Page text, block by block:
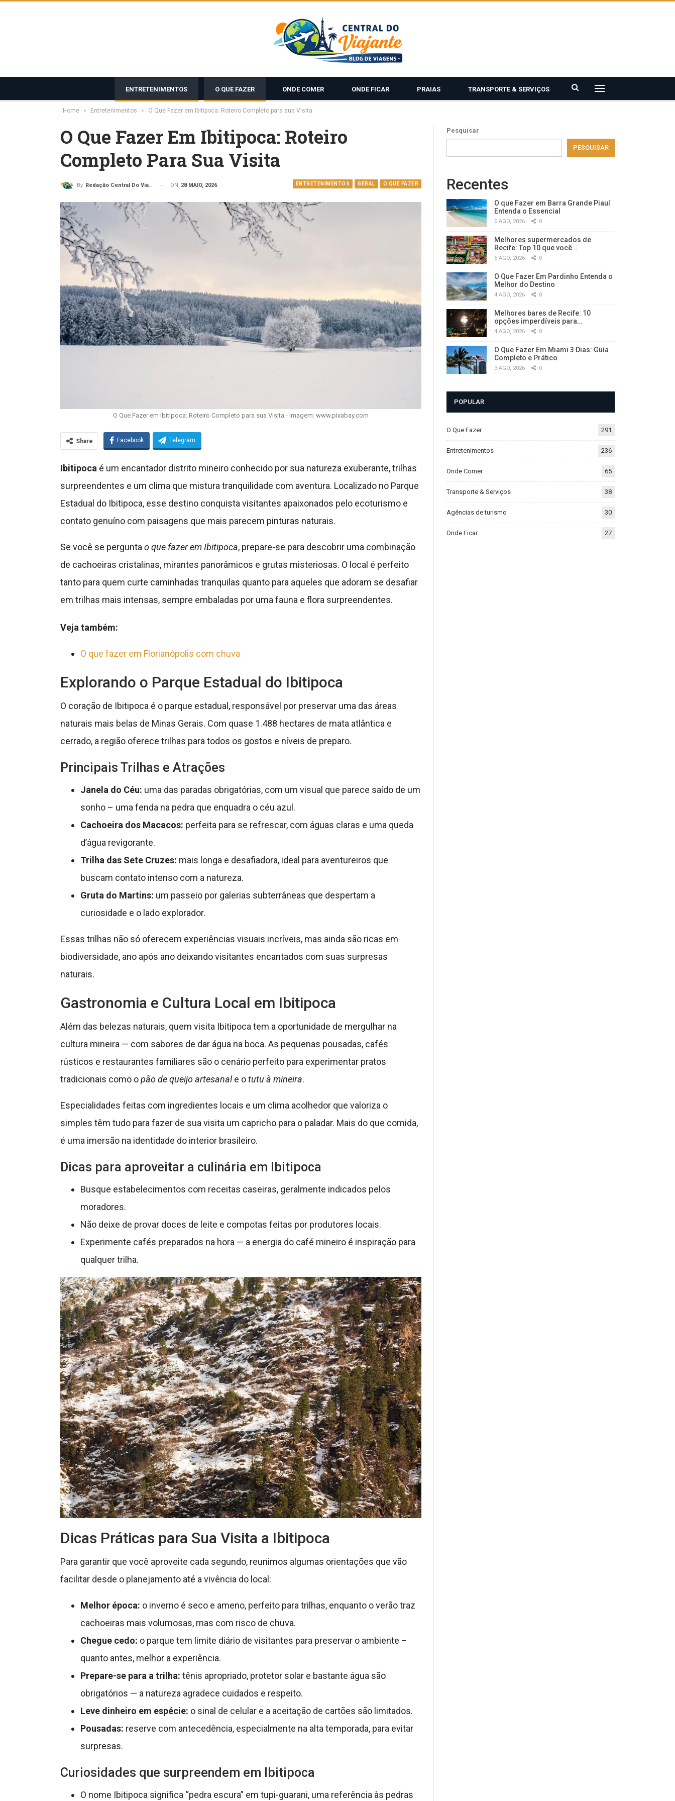
ENTRETENIMENTOS O QUE FAZER ONDE COMER ONDE FICAR PRAIAS TRANSPORTE & SERVIÇOS
Home Entretenimentos O Que Fazer em Ibitipoca: Roteiro Completo para sua Visita
O Que Fazer Em Ibitipoca: Roteiro
Completo Para Sua Visita
ENTRETENIMENTOS GERAL O QUE FAZER
By Redação Central Do Viajante ON 28 MAIO, 2026
O Que Fazer em Ibitipoca: Roteiro Completo para sua Visita - Imagem: www.pixabay.com
Share Facebook Telegram
Ibitipoca é um encantador distrito mineiro conhecido por sua natureza exuberante, trilhas
surpreendentes e um clima que mistura tranquilidade com aventura. Localizado no Parque
Estadual do Ibitipoca, esse destino conquista visitantes apaixonados pelo ecoturismo e
contato genuíno com paisagens que mais parecem pinturas naturais.
Se você se pergunta o que fazer em Ibitipoca, prepare-se para descobrir uma combinação
de cachoeiras cristalinas, mirantes panorâmicos e grutas misteriosas. O local é perfeito
tanto para quem curte caminhadas tranquilas quanto para aqueles que adoram se desafiar
em trilhas mais intensas, sempre embaladas por uma fauna e flora surpreendentes.
Veja também:
O que fazer em Florianópolis com chuva
Explorando o Parque Estadual do Ibitipoca
O coração de Ibitipoca é o parque estadual, responsável por preservar uma das áreas
naturais mais belas de Minas Gerais. Com quase 1.488 hectares de mata atlântica e
cerrado, a região oferece trilhas para todos os gostos e níveis de preparo.
Principais Trilhas e Atrações
Janela do Céu: uma das paradas obrigatórias, com um visual que parece saído de um
sonho – uma fenda na pedra que enquadra o céu azul.
Cachoeira dos Macacos: perfeita para se refrescar, com águas claras e uma queda
d’água revigorante.
Trilha das Sete Cruzes: mais longa e desafiadora, ideal para aventureiros que
buscam contato intenso com a natureza.
Gruta do Martins: um passeio por galerias subterrâneas que despertam a
curiosidade e o lado explorador.
Essas trilhas não só oferecem experiências visuais incríveis, mas ainda são ricas em
biodiversidade, ano após ano deixando visitantes encantados com suas surpresas
naturais.
Gastronomia e Cultura Local em Ibitipoca
Além das belezas naturais, quem visita Ibitipoca tem a oportunidade de mergulhar na
cultura mineira — com sabores de dar água na boca. As pequenas pousadas, cafés
rústicos e restaurantes familiares são o cenário perfeito para experimentar pratos
tradicionais como opão de queijo artesanale otutu à mineira.
Especialidades feitas com ingredientes locais e um clima acolhedor que valoriza o
simples têm tudo para fazer de sua visita um capricho para o paladar. Mais do que comida,
é uma imersão na identidade do interior brasileiro.
Dicas para aproveitar a culinária em Ibitipoca
Busque estabelecimentos com receitas caseiras, geralmente indicados pelos
moradores.
Não deixe de provar doces de leite e compotas feitas por produtores locais.
Experimente cafés preparados na hora — a energia do café mineiro é inspiração para
qualquer trilha.
Dicas Práticas para Sua Visita a Ibitipoca
Para garantir que você aproveite cada segundo, reunimos algumas orientações que vão
facilitar desde o planejamento até a vivência do local:
Melhor época: o inverno é seco e ameno, perfeito para trilhas, enquanto o verão traz
cachoeiras mais volumosas, mas com risco de chuva.
Chegue cedo: o parque tem limite diário de visitantes para preservar o ambiente –
quanto antes, melhor a experiência.
Prepare-se para a trilha: tênis apropriado, protetor solar e bastante água são
obrigatórios — a natureza agradece cuidados e respeito.
Leve dinheiro em espécie: o sinal de celular e a aceitação de cartões são limitados.
Pousadas: reserve com antecedência, especialmente na alta temporada, para evitar
surpresas.
Curiosidades que surpreendem em Ibitipoca
O nome Ibitipoca significa “pedra escura” em tupi-guarani, uma referência às pedras
Pesquisar
PESQUISAR
Recentes
O que Fazer em Barra Grande Piauí
Entenda o Essencial
6 AGO, 2026 0
Melhores supermercados de
Recife: Top 10 que você…
6 AGO, 2026 0
O Que Fazer Em Pardinho Entenda o
Melhor do Destino
4 AGO, 2026 0
Melhores bares de Recife: 10
opções imperdíveis para…
4 AGO, 2026 0
O Que Fazer Em Miami 3 Dias: Guia
Completo e Prático
3 AGO, 2026 0
POPULAR
O Que Fazer 291
Entretenimentos 236
Onde Comer 65
Transporte & Serviços 38
Agências de turismo 30
Onde Ficar 27